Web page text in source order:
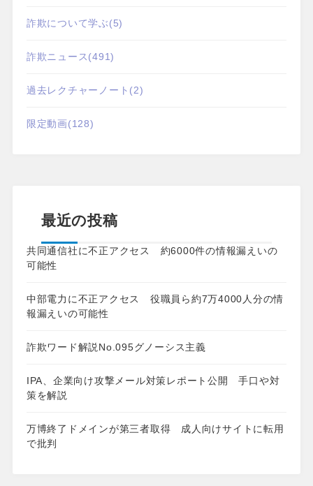
詐欺について学ぶ(5)
詐欺ニュース(491)
過去レクチャーノート (2)
限定動画(128)
最近の投稿
共同通信社に不正アクセス 約6000件の情報漏えいの
可能性
中部電力に不正アクセス 役職員ら約7万4000人分の情
報漏えいの可能性
詐欺ワード解説No.095グノーシス主義
IPA、企業向け攻撃メール対策レポート公開 手口や対
策を解説
万博終了ドメインが第三者取得 成人向けサイトに転用
で批判